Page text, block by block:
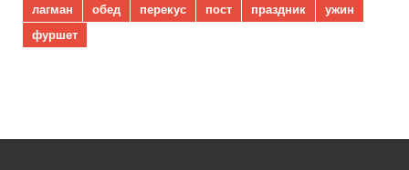
лагман
обед перекус пост праздник
ужин
фуршет